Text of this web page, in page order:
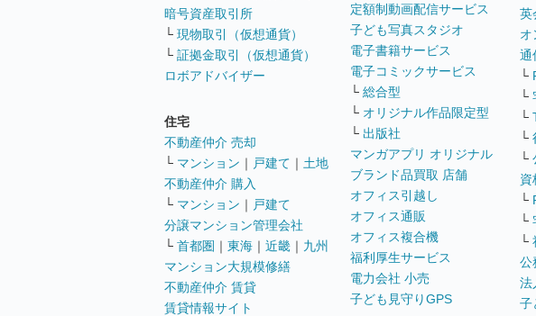
暗号資産取引所
└ 現物取引（仮想通貨）
└ 証拠金取引（仮想通貨）
ロボアドバイザー
住宅
不動産仲介 売却
└ マンション ｜ 戸建て ｜ 土地
不動産仲介 購入
└ マンション ｜ 戸建て
分譲マンション管理会社
└ 首都圏 ｜ 東海 ｜ 近畿 ｜ 九州
マンション大規模修繕
不動産仲介 賃貸
賃貸情報サイト
定額制動画配信サービス
子ども写真スタジオ
電子書籍サービス
電子コミックサービス
└ 総合型
└ オリジナル作品限定型
└ 出版社
マンガアプリ オリジナル
ブランド品買取 店舗
オフィス引越し
オフィス通販
オフィス複合機
福利厚生サービス
電力会社 小売
子ども見守りGPS
英
オ
通
└
└
└
└
└
資
└
└
└
公
法
子